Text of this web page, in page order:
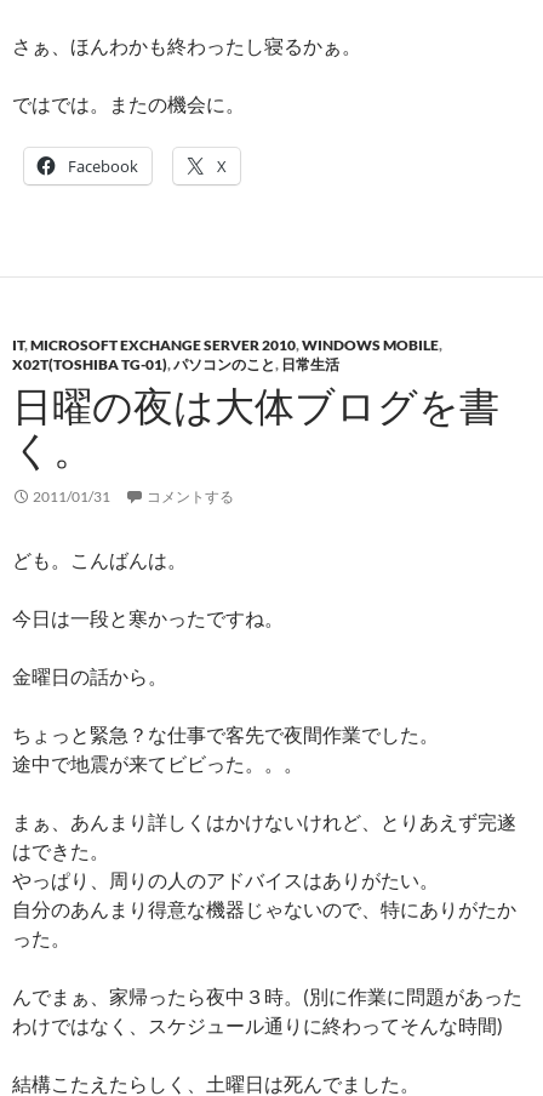
さぁ、ほんわかも終わったし寝るかぁ。
ではでは。またの機会に。
Facebook X
IT,MICROSOFT EXCHANGE SERVER 2010,WINDOWS MOBILE,
X02T(TOSHIBA TG-01),パソコンのこと, 日常生活
日曜の夜は大体ブログを書
く。
2011/01/31 コメントする
ども。こんばんは。
今日は一段と寒かったですね。
金曜日の話から。
ちょっと緊急？な仕事で客先で夜間作業でした。
途中で地震が来てビビった。。。
まぁ、あんまり詳しくはかけないけれど、とりあえず完遂
はできた。
やっぱり、周りの人のアドバイスはありがたい。
自分のあんまり得意な機器じゃないので、特にありがたか
った。
んでまぁ、家帰ったら夜中３時。(別に作業に問題があった
わけではなく、スケジュール通りに終わってそんな時間)
結構こたえたらしく、土曜日は死んでました。